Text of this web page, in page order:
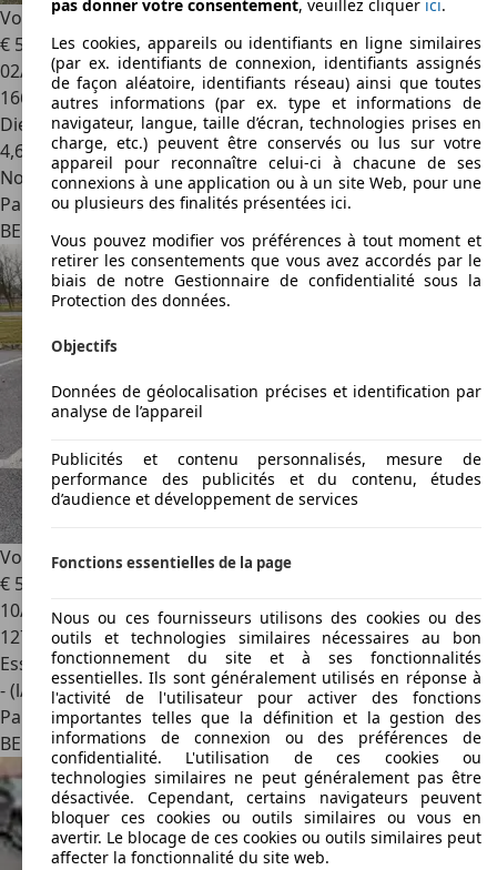
Volkswagen PassatPassat 1.6 CR TDi Comfortline BMT DSG
€ 5 300
02/2014
166 249 km
Diesel
4,6 l/100 km (mixte)
Nouveau
Particulier
BE 9000
Volkswagen Passat1.8i CL
€ 5 400
10/2012
127 800 km
Essence
- (l/100 km)
Particulier
BE 1090Jette
pas donner votre consentement, veuillez cliquer ici.
Les cookies, appareils ou identifiants en ligne similaires
(par ex. identifiants de connexion, identifiants assignés
de façon aléatoire, identifiants réseau) ainsi que toutes
autres informations (par ex. type et informations de
navigateur, langue, taille d’écran, technologies prises en
charge, etc.) peuvent être conservés ou lus sur votre
appareil pour reconnaître celui-ci à chacune de ses
connexions à une application ou à un site Web, pour une
ou plusieurs des finalités présentées ici.
Vous pouvez modifier vos préférences à tout moment et
retirer les consentements que vous avez accordés par le
biais de notre Gestionnaire de confidentialité sous la
Protection des données.
Objectifs
Données de géolocalisation précises et identification par
analyse de l’appareil
Publicités et contenu personnalisés, mesure de
performance des publicités et du contenu, études
d’audience et développement de services
Fonctions essentielles de la page
Nous ou ces fournisseurs utilisons des cookies ou des
outils et technologies similaires nécessaires au bon
fonctionnement du site et à ses fonctionnalités
essentielles. Ils sont généralement utilisés en réponse à
l'activité de l'utilisateur pour activer des fonctions
importantes telles que la définition et la gestion des
informations de connexion ou des préférences de
confidentialité. L'utilisation de ces cookies ou
technologies similaires ne peut généralement pas être
désactivée. Cependant, certains navigateurs peuvent
bloquer ces cookies ou outils similaires ou vous en
avertir. Le blocage de ces cookies ou outils similaires peut
affecter la fonctionnalité du site web.